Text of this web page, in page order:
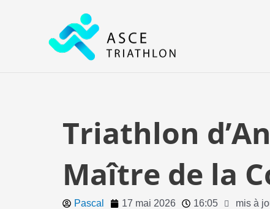
Triathlon
Maître de la
Pascal 17 mai 2026 16:05
mis à